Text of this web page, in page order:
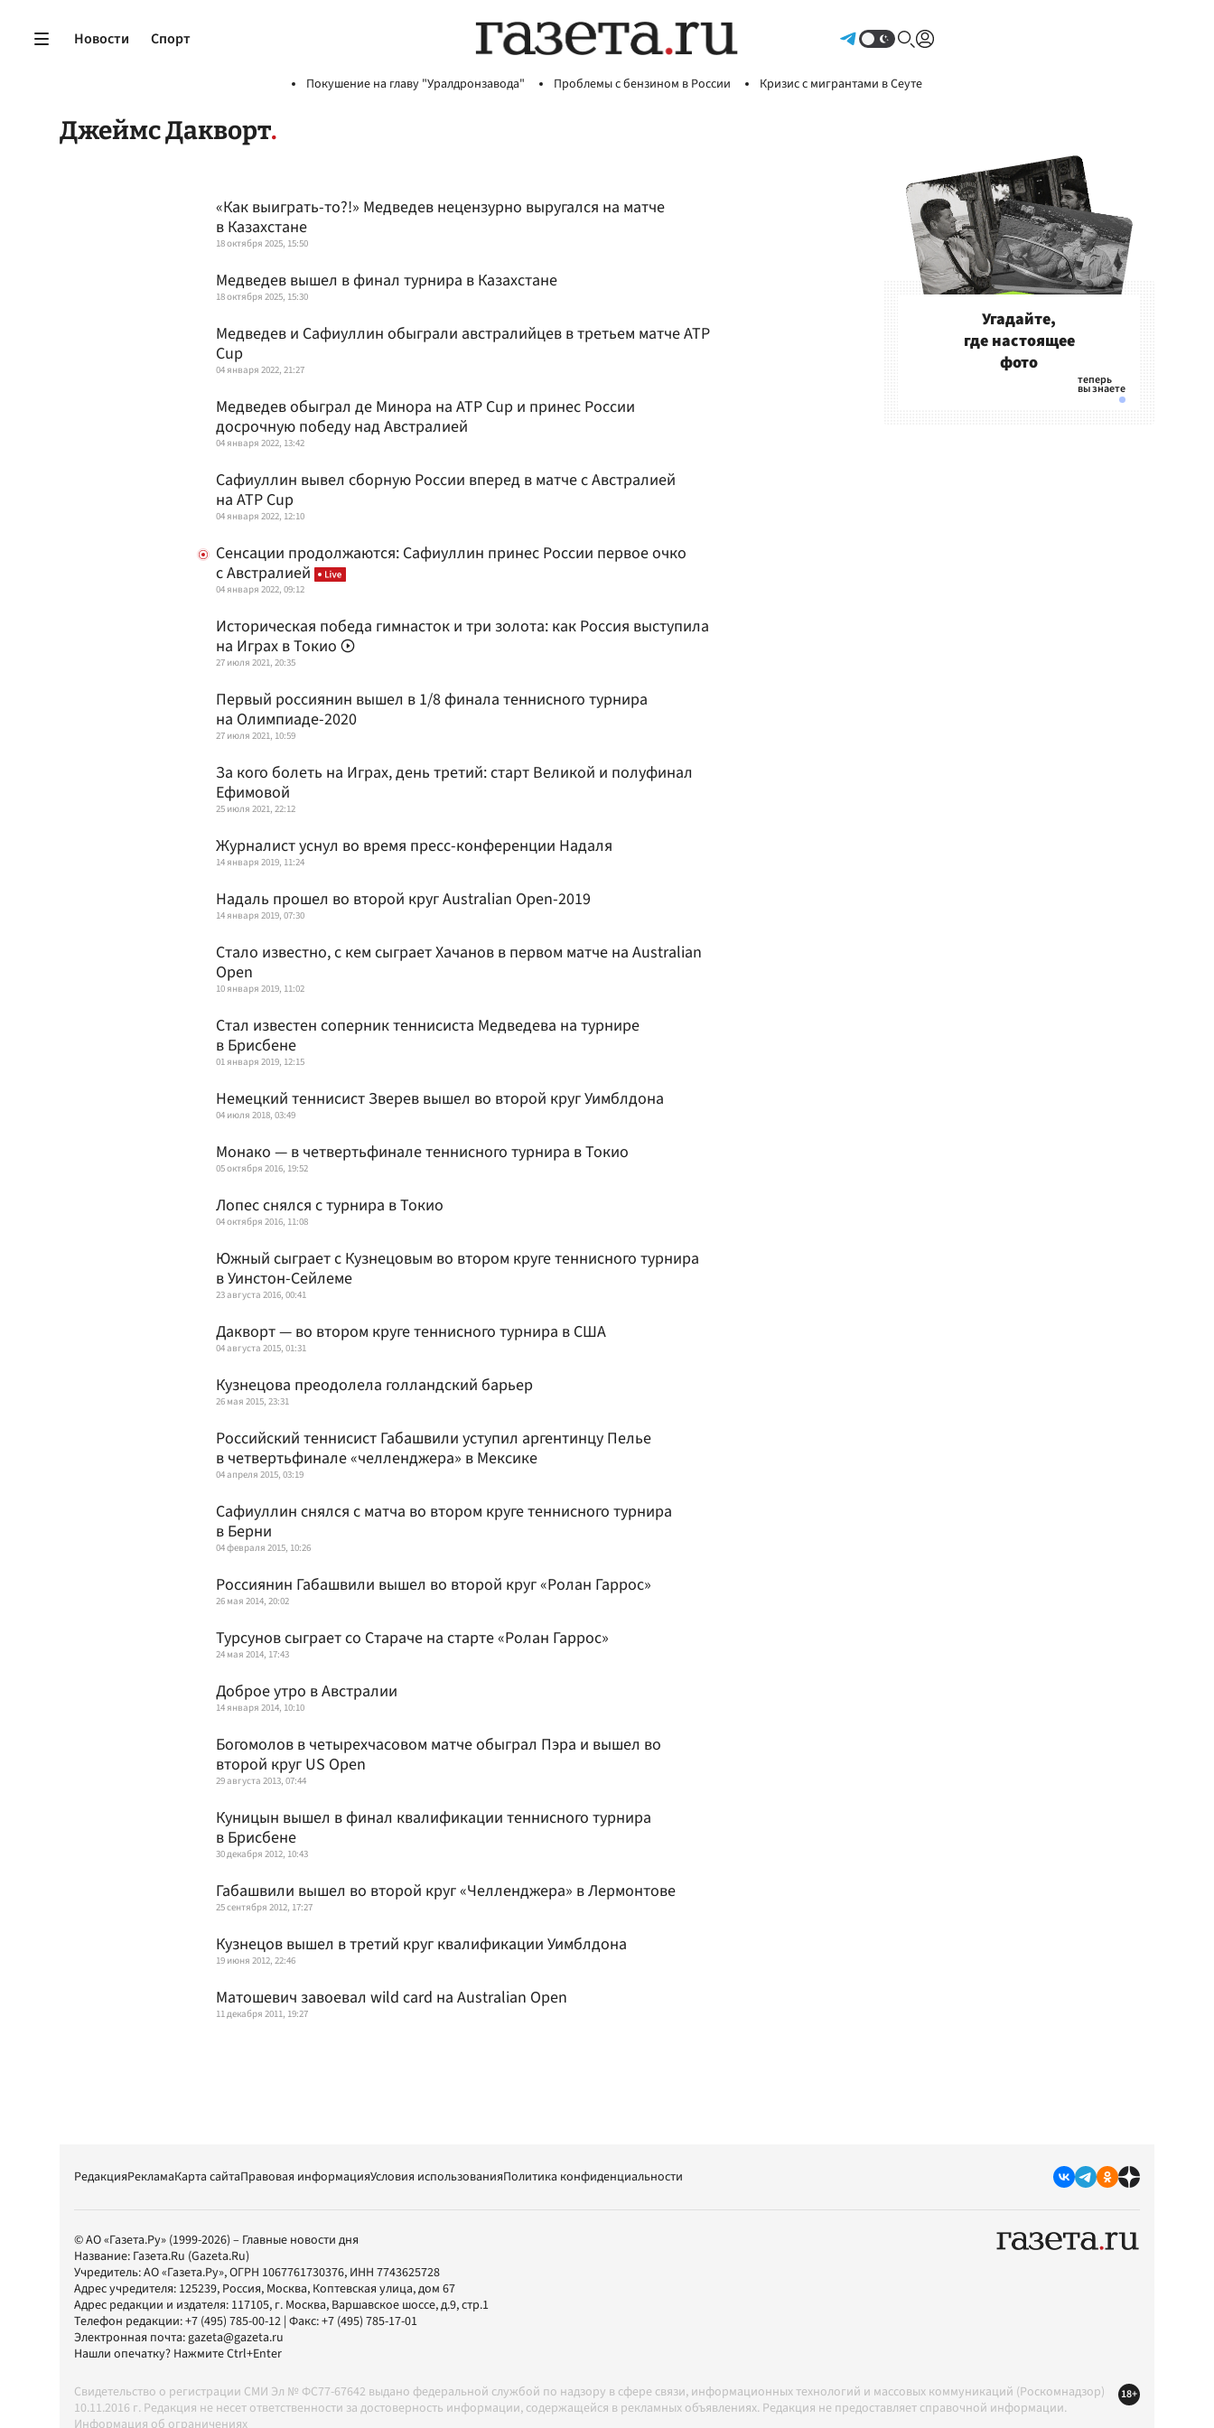
Новости Спорт
Покушение на главу "Уралдронзавода" Проблемы с бензином в России Кризис с мигрантами в Сеуте
Джеймс Дакворт
«Как выиграть-то?!» Медведев нецензурно выругался на матче
в Казахстане
18 октября 2025, 15:50
Медведев вышел в финал турнира в Казахстане
18 октября 2025, 15:30
Медведев и Сафиуллин обыграли австралийцев в третьем матче ATP
Cup
04 января 2022, 21:27
Медведев обыграл де Минора на ATP Cup и принес России
досрочную победу над Австралией
04 января 2022, 13:42
Сафиуллин вывел сборную России вперед в матче с Австралией
на ATP Cup
04 января 2022, 12:10
Сенсации продолжаются: Сафиуллин принес России первое очко
с Австралией
04 января 2022, 09:12
Историческая победа гимнасток и три золота: как Россия выступила
на Играх в Токио
27 июля 2021, 20:35
Первый россиянин вышел в 1/8 финала теннисного турнира
на Олимпиаде-2020
27 июля 2021, 10:59
За кого болеть на Играх, день третий: старт Великой и полуфинал
Ефимовой
25 июля 2021, 22:12
Журналист уснул во время пресс-конференции Надаля
14 января 2019, 11:24
Надаль прошел во второй круг Australian Open-2019
14 января 2019, 07:30
Стало известно, с кем сыграет Хачанов в первом матче на Australian
Open
10 января 2019, 11:02
Стал известен соперник теннисиста Медведева на турнире
в Брисбене
01 января 2019, 12:15
Немецкий теннисист Зверев вышел во второй круг Уимблдона
04 июля 2018, 03:49
Монако — в четвертьфинале теннисного турнира в Токио
05 октября 2016, 19:52
Лопес снялся с турнира в Токио
04 октября 2016, 11:08
Южный сыграет с Кузнецовым во втором круге теннисного турнира
в Уинстон-Сейлеме
23 августа 2016, 00:41
Дакворт — во втором круге теннисного турнира в США
04 августа 2015, 01:31
Кузнецова преодолела голландский барьер
26 мая 2015, 23:31
Российский теннисист Габашвили уступил аргентинцу Пелье
в четвертьфинале «челленджера» в Мексике
04 апреля 2015, 03:19
Сафиуллин снялся с матча во втором круге теннисного турнира
в Берни
04 февраля 2015, 10:26
Россиянин Габашвили вышел во второй круг «Ролан Гаррос»
26 мая 2014, 20:02
Турсунов сыграет со Стараче на старте «Ролан Гаррос»
24 мая 2014, 17:43
Доброе утро в Австралии
14 января 2014, 10:10
Богомолов в четырехчасовом матче обыграл Пэра и вышел во
второй круг US Open
29 августа 2013, 07:44
Куницын вышел в финал квалификации теннисного турнира
в Брисбене
30 декабря 2012, 10:43
Габашвили вышел во второй круг «Челленджера» в Лермонтове
25 сентября 2012, 17:27
Кузнецов вышел в третий круг квалификации Уимблдона
19 июня 2012, 22:46
Матошевич завоевал wild card на Australian Open
11 декабря 2011, 19:27
Угадайте,
где настоящее
фото
РедакцияРекламаКарта сайтаПравовая информацияУсловия использованияПолитика конфиденциальности
© АО «Газета.Ру» (1999-2026) – Главные новости дня
Название: Газета.Ru (Gazeta.Ru)
Учредитель:АО «Газета.Ру», ОГРН 1067761730376, ИНН 7743625728
Адрес учредителя: 125239, Россия, Москва, Коптевская улица, дом 67
Адрес редакции и издателя: 117105, г. Москва, Варшавское шоссе, д.9, стр.1
Телефон редакции:+7 (495) 785-00-12 | Факс:+7 (495) 785-17-01
Электронная почта:gazeta@gazeta.ru
Нашли опечатку? Нажмите Ctrl+Enter
Свидетельство о регистрации СМИ Эл № ФС77-67642 выдано федеральной службой по надзору в сфере связи, информационных технологий и массовых коммуникаций (Роскомнадзор)
10.11.2016 г. Редакция не несет ответственности за достоверность информации, содержащейся в рекламных объявлениях. Редакция не предоставляет справочной информации.
Информация об ограничениях
18+